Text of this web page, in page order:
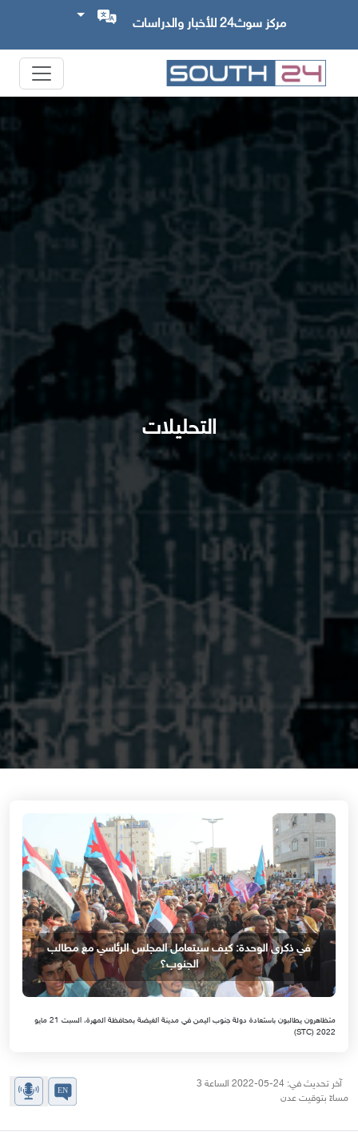
مركز سوث24 للأخبار والدراسات
التحليلات
في ذكرى الوحدة: كيف سيتعامل المجلس الرئاسي مع مطالب
الجنوب؟
متظاهرون يطالبون باستعادة دولة جنوب اليمن في مدينة الغيضة بمحافظة المهرة، السبت 21 مايو
2022 (STC)
آخر تحديث في: 24-05-2022 الساعة 3
مساءً بتوقيت عدن